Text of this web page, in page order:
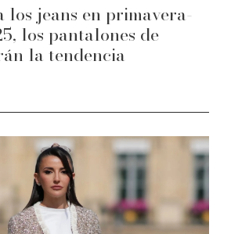
los jeans en primavera-
los pantalones de
la tendencia